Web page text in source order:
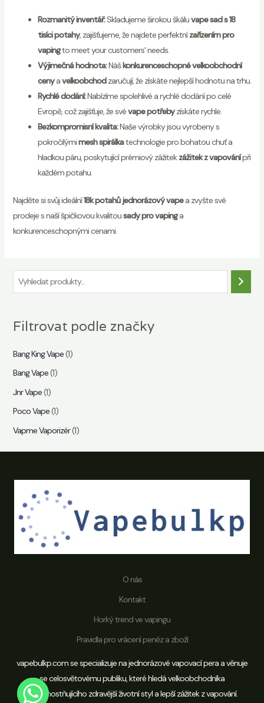
Rozmanitý inventář:Skladujeme širokou škáluvape sad s 18
tisíci potahy, zajišťujeme, že najdete perfektnízařízením pro
vapingto meet your customers' needs.
Výjimečná hodnota:Náškonkurenceschopné velkoobchodní
cenyavelkoobchodzaručují, že získáte nejlepší hodnotu na trhu.
Rychlé dodání:Nabízíme spolehlivé a rychlé dodání po celé
Evropě, což zajišťuje, že svévape potřebyzískáte rychle.
Bezkompromisní kvalita:Naše výrobky jsou vyrobeny s
pokročilýmimesh spirálkatechnologie pro bohatou chuť a
hladkou páru, poskytující prémiový zážitekzážitek z vapovánípři
každém potahu.
Najděte si svůj ideální18k potahů jednorázový vapea zvyšte své
prodeje s naší špičkovou kvalitousady pro vapinga
konkurenceschopnými cenami.
l
d
n
í
Filtrovat podle značky
Bang King Vape(1)
Bang Vape(1)
Jnr Vape(1)
Poco Vape(1)
Vapme Vaporizér(1)
O nás
Kontakt
Horký trend ve vapingu
Pravidla pro vrácení peněz a zboží
vapebulkp.com se specializuje na jednorázové vapovací pera a věnuje
se celosvětovému publiku, které hledá velkoobchodníka
upřednostňujícího zdravější životní styl a lepší zážitek z vapování.
Vítejte na Vapebulkp
Ahoj, kontaktujte Mandy přes WhatsApp